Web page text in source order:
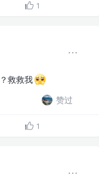
1
救救我
赞过
1